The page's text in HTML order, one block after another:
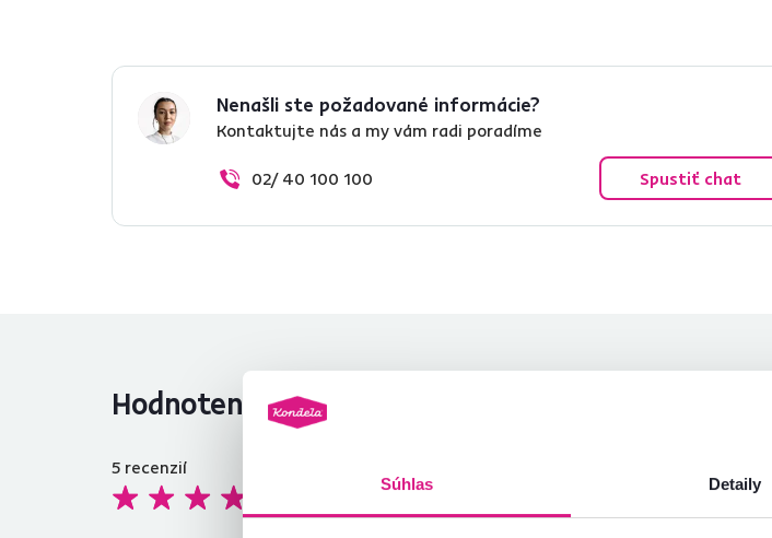
Súhlas Detaily
Nenašli ste požadované informácie?
Kontaktujte nás a my vám radi poradíme
02/ 40 100 100 Spustiť chat
Hodnotenia produktu
4,6
5 recenzií